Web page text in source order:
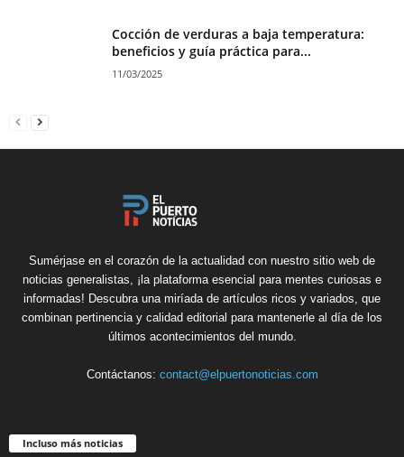
Cocción de verduras a baja temperatura:
beneficios y guía práctica para...
11/03/2025
Sumérjase en el corazón de la actualidad con nuestro sitio web de
noticias generalistas, ¡la plataforma esencial para mentes curiosas e
informadas! Descubra una miríada de artículos ricos y variados, que
combinan pertinencia y calidad editorial para mantenerle al día de los
últimos acontecimientos del mundo.
Contáctanos: contact@elpuertonoticias.com
Incluso más noticias